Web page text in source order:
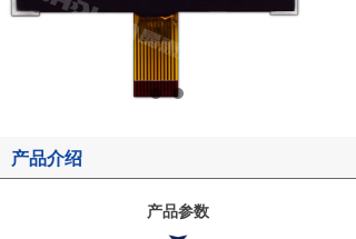
产品介绍
产品参数